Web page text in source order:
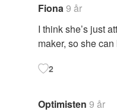
Fiona9 år
I think she’s just
maker, so she
2
Optimisten 9 år